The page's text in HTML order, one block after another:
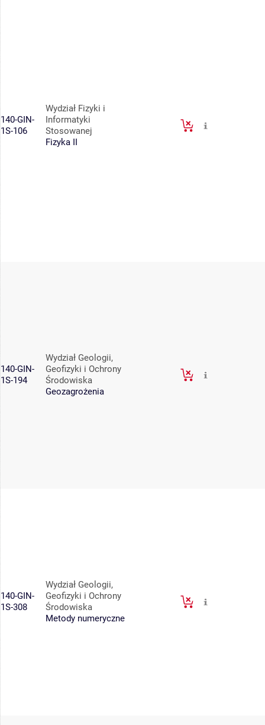
140-GIN-
1S-106
Wydział Fizyki i
Informatyki
Stosowanej
Fizyka II
140-GIN-
1S-194
Wydział Geologii,
Geofizyki i Ochrony
Środowiska
Geozagrożenia
140-GIN-
1S-308
Wydział Geologii,
Geofizyki i Ochrony
Środowiska
Metody numeryczne